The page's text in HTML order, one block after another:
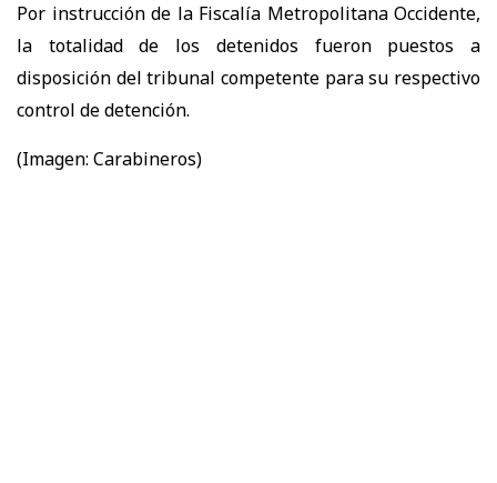
Por instrucción de la Fiscalía Metropolitana Occidente,
la totalidad de los detenidos fueron puestos a
disposición del tribunal competente para su respectivo
control de detención.
(Imagen: Carabineros)